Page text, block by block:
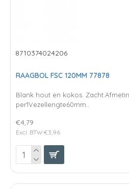
8710374024206
RAAGBOL FSC 120MM 77878
Blank hout en kokos.
per1Vezellengte60mm..
€4,79
Excl. BTW:€3,96